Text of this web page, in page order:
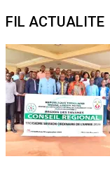
FIL ACTUALITE